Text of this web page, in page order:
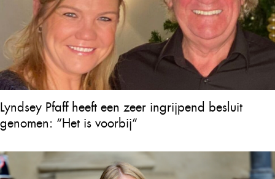
Lyndsey Pfaff heeft een zeer ingrijpend besluit
genomen: “Het is voorbij”